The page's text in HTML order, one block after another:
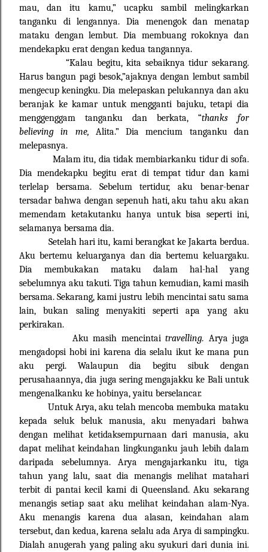
mau, dan itu kamu,” ucapku sambil melingkarkan
tanganku di lengannya. Dia menengok dan menatap
mataku dengan lembut. Dia membuang rokoknya dan
mendekapku erat dengan kedua tangannya.
“Kalau begitu, kita sebaiknya tidur sekarang.
Harus bangun pagi besok,”ajaknya dengan lembut sambil
mengecup keningku. Dia melepaskan pelukannya dan aku
beranjak ke kamar untuk mengganti bajuku, tetapi dia
menggenggam tanganku dan berkata, “thanks for
believing in me, Alita.” Dia mencium tanganku dan
melepasnya.
Malam itu, dia tidak membiarkanku tidur di sofa.
Dia mendekapku begitu erat di tempat tidur dan kami
terlelap bersama. Sebelum tertidur, aku benar-benar
tersadar bahwa dengan sepenuh hati, aku tahu aku akan
memendam ketakutanku hanya untuk bisa seperti ini,
selamanya bersama dia.
Setelah hari itu, kami berangkat ke Jakarta berdua.
Aku bertemu keluarganya dan dia bertemu keluargaku.
Dia membukakan mataku dalam hal-hal yang
sebelumnya aku takuti. Tiga tahun kemudian, kami masih
bersama. Sekarang, kami justru lebih mencintai satu sama
lain, bukan saling menyakiti seperti apa yang aku
perkirakan.
Aku masih mencintaitravelling. Arya juga
mengadopsi hobi ini karena dia selalu ikut ke mana pun
aku pergi. Walaupun dia begitu sibuk dengan
perusahaannya, dia juga sering mengajakku ke Bali untuk
mengenalkanku ke hobinya, yaitu berselancar.
Untuk Arya, aku telah mencoba membuka mataku
kepada seluk beluk manusia, aku menyadari bahwa
dengan melihat ketidaksempurnaan dari manusia, aku
dapat melihat keindahan lingkunganku jauh lebih dalam
daripada sebelumnya. Arya mengajarkanku itu, tiga
tahun yang lalu, saat dia menangis melihat matahari
terbit di pantai kecil kami di Queensland. Aku sekarang
menangis setiap saat aku melihat keindahan alam-Nya.
Aku menangis karena dua alasan, keindahan alam
tersebut, dan kedua, karena selalu ada Arya di sampingku.
Dialah anugerah yang paling aku syukuri dari dunia ini.